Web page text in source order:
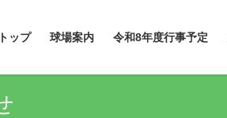
トップ 球場案内 令和8年度行事予定